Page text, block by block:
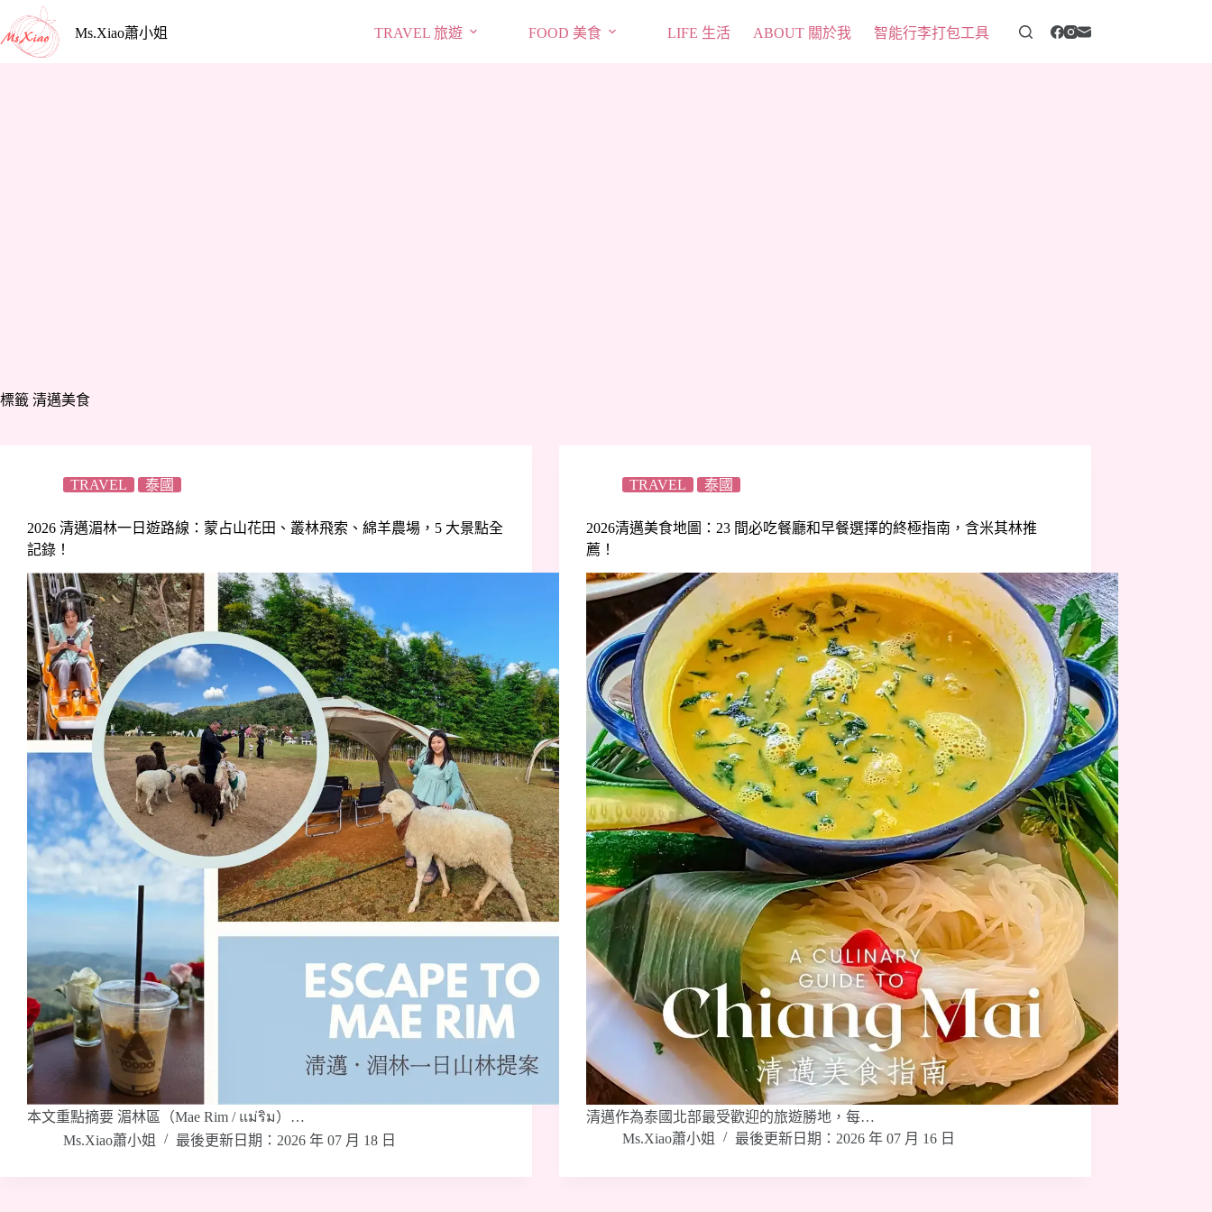
至
Ms.Xiao蕭小姐 TRAVEL 旅遊 FOOD 美食 LIFE 生活 ABOUT 關於我 智能行李打包工具
標籤 清邁美食
TRAVEL 泰國
2026 清邁湄林一日遊路線：蒙占山花田、叢林飛索、綿羊農場，5 大景點全
記錄！
本文重點摘要 湄林區（Mae Rim / แม่ริม）…
Ms.Xiao蕭小姐
最後更新日期：2026 年 07 月 18 日
TRAVEL 泰國
2026清邁美食地圖：23 間必吃餐廳和早餐選擇的終極指南，含米其林推
薦！
清邁作為泰國北部最受歡迎的旅遊勝地，每…
Ms.Xiao蕭小姐
最後更新日期：2026 年 07 月 16 日